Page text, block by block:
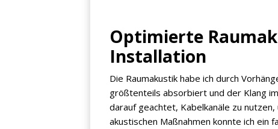
Optimierte
Installation
Die Raumakustik habe ich durch
größtenteils absorbiert und der Klang
darauf geachtet, Kabelkanäle zu
akustischen Maßnahmen konnte ich ein